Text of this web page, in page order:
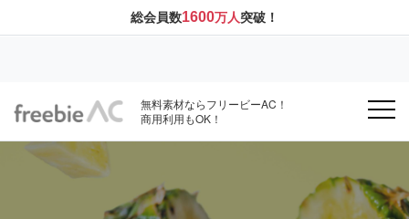
総会員数1600万人突破！
無料素材ならフリービーAC！
商用利用もOK！